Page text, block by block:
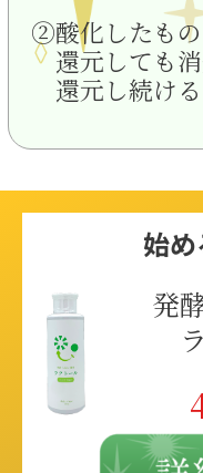
②酸化したも
還元しても消
還元し続ける
始
発